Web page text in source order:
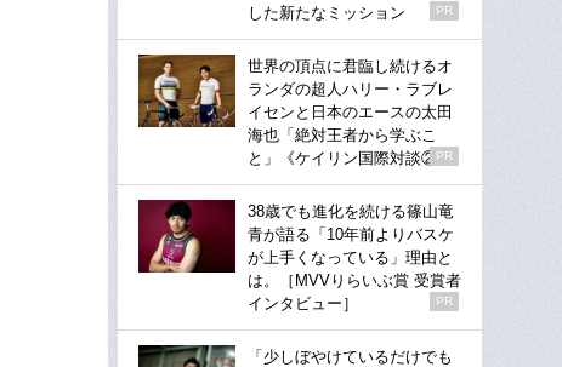
した新たなミッション
PR
世界の頂点に君臨し続けるオ
ランダの超人ハリー・ラブレ
イセンと日本のエースの太田
海也「絶対王者から学ぶこ
と」《ケイリン国際対談②》
PR
38歳でも進化を続ける篠山竜
青が語る「10年前よりバスケ
が上手くなっている」理由と
は。［MVVりらいぶ賞 受賞者
インタビュー］
PR
「少しぼやけているだけでも